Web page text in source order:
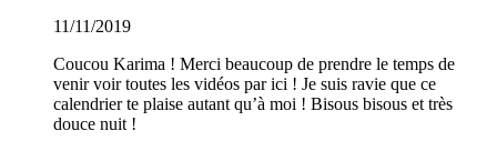
11/11/2019
Coucou Karima ! Merci beaucoup de prendre le temps de
venir voir toutes les vidéos par ici ! Je suis ravie que ce
calendrier te plaise autant qu’à moi ! Bisous bisous et très
douce nuit !